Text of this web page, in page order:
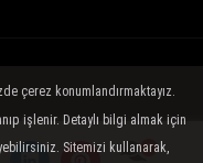
her hakkı saklıdır.
kullanılamaz.
çerez konumlandırmaktayız.
işlenir. Detaylı bilgi almak için
Sitemizi kullanarak,